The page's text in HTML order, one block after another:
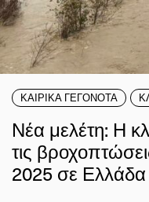
ΚΑΙΡΙΚΑ ΓΕΓΟΝΟΤΑ
Νέα μελέτη: Η
τις
2025 σε Ελλάδα